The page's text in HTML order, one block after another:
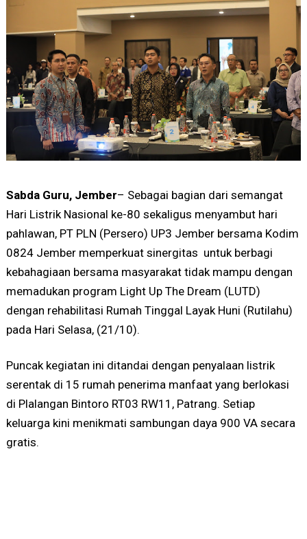
Sabda Guru, Jember– Sebagai bagian dari semangat
Hari Listrik Nasional ke-80 sekaligus menyambut hari
pahlawan, PT PLN (Persero) UP3 Jember bersama Kodim
0824 Jember memperkuat sinergitas untuk berbagi
kebahagiaan bersama masyarakat tidak mampu dengan
memadukan program Light Up The Dream (LUTD)
dengan rehabilitasi Rumah Tinggal Layak Huni (Rutilahu)
pada Hari Selasa, (21/10).
Puncak kegiatan ini ditandai dengan penyalaan listrik
serentak di 15 rumah penerima manfaat yang berlokasi
di Plalangan Bintoro RT03 RW11, Patrang. Setiap
keluarga kini menikmati sambungan daya 900 VA secara
gratis.